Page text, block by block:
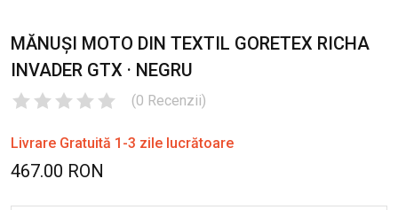
MĂNUȘI MOTO DIN TEXTIL GORETEX RICHA
INVADER GTX · NEGRU
(0 Recenzii)
Livrare Gratuită 1-3 zile lucrătoare
467.00 RON